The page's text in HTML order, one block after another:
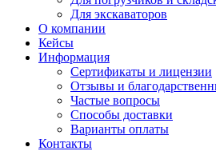
Для экскаваторов
О компании
Кейсы
Информация
Сертификаты и лицензии
Отзывы и
Частые вопросы
Способы доставки
Варианты оплаты
Контакты